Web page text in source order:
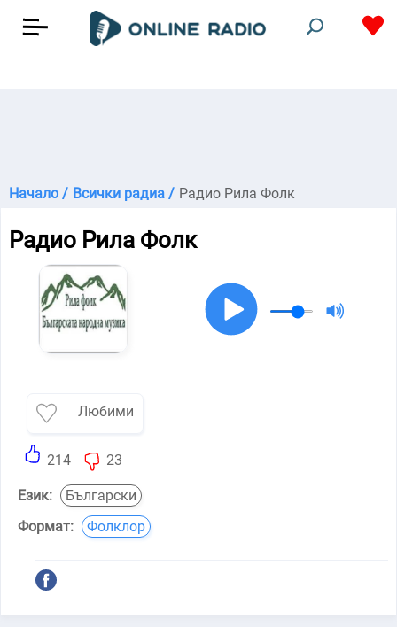
Начало / Всички радиа / Радио Рила Фолк
Радио Рила Фолк
Любими
214 23
Език:
Български
Формат:
Фолклор